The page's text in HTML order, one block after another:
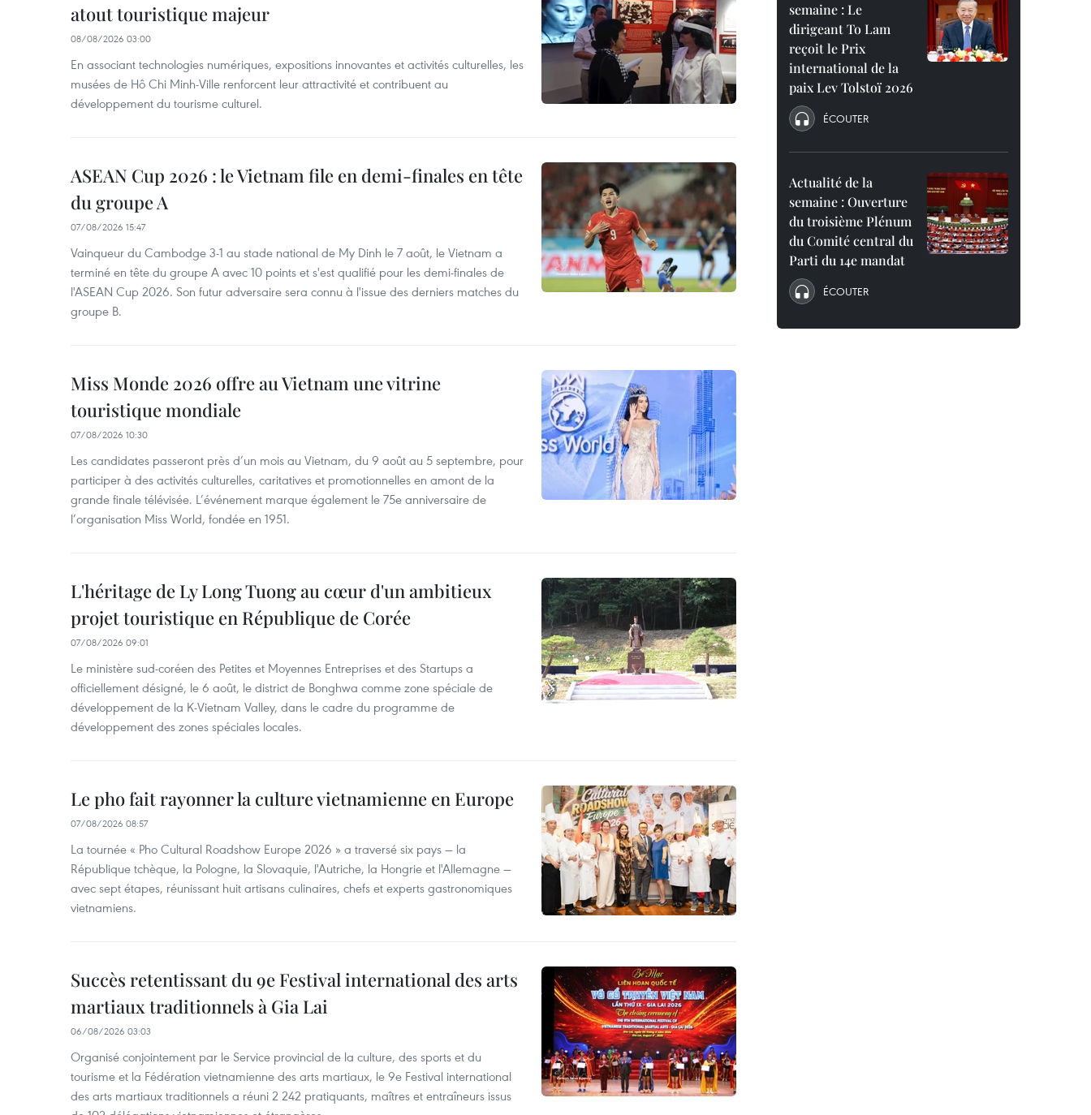
atout touristique majeur
08/08/2026 03:00
En associant technologies numériques, expositions innovantes et activités culturelles, les
musées de Hô Chi Minh-Ville renforcent leur attractivité et contribuent au
développement du tourisme culturel.
ASEAN Cup 2026 : le Vietnam file en demi-finales en tête
du groupe A
07/08/2026 15:47
Vainqueur du Cambodge 3-1 au stade national de My Dinh le 7 août, le Vietnam a
terminé en tête du groupe A avec 10 points et s'est qualifié pour les demi-finales de
l'ASEAN Cup 2026. Son futur adversaire sera connu à l'issue des derniers matches du
groupe B.
Miss Monde 2026 offre au Vietnam une vitrine
touristique mondiale
07/08/2026 10:30
Les candidates passeront près d’un mois au Vietnam, du 9 août au 5 septembre, pour
participer à des activités culturelles, caritatives et promotionnelles en amont de la
grande finale télévisée. L’événement marque également le 75e anniversaire de
l’organisation Miss World, fondée en 1951.
L'héritage de Ly Long Tuong au cœur d'un ambitieux
projet touristique en République de Corée
07/08/2026 09:01
Le ministère sud-coréen des Petites et Moyennes Entreprises et des Startups a
officiellement désigné, le 6 août, le district de Bonghwa comme zone spéciale de
développement de la K-Vietnam Valley, dans le cadre du programme de
développement des zones spéciales locales.
Le pho fait rayonner la culture vietnamienne en Europe
07/08/2026 08:57
La tournée « Pho Cultural Roadshow Europe 2026 » a traversé six pays — la
République tchèque, la Pologne, la Slovaquie, l'Autriche, la Hongrie et l'Allemagne —
avec sept étapes, réunissant huit artisans culinaires, chefs et experts gastronomiques
vietnamiens.
Succès retentissant du 9e Festival international des arts
martiaux traditionnels à Gia Lai
06/08/2026 03:03
Organisé conjointement par le Service provincial de la culture, des sports et du
tourisme et la Fédération vietnamienne des arts martiaux, le 9e Festival international
des arts martiaux traditionnels a réuni 2 242 pratiquants, maîtres et entraîneurs issus
semaine : Le
dirigeant To Lam
reçoit le Prix
international de la
paix Lev Tolstoï 2026
ÉCOUTER
Actualité de la
semaine : Ouverture
du troisième Plénum
du Comité central du
Parti du 14e mandat
ÉCOUTER